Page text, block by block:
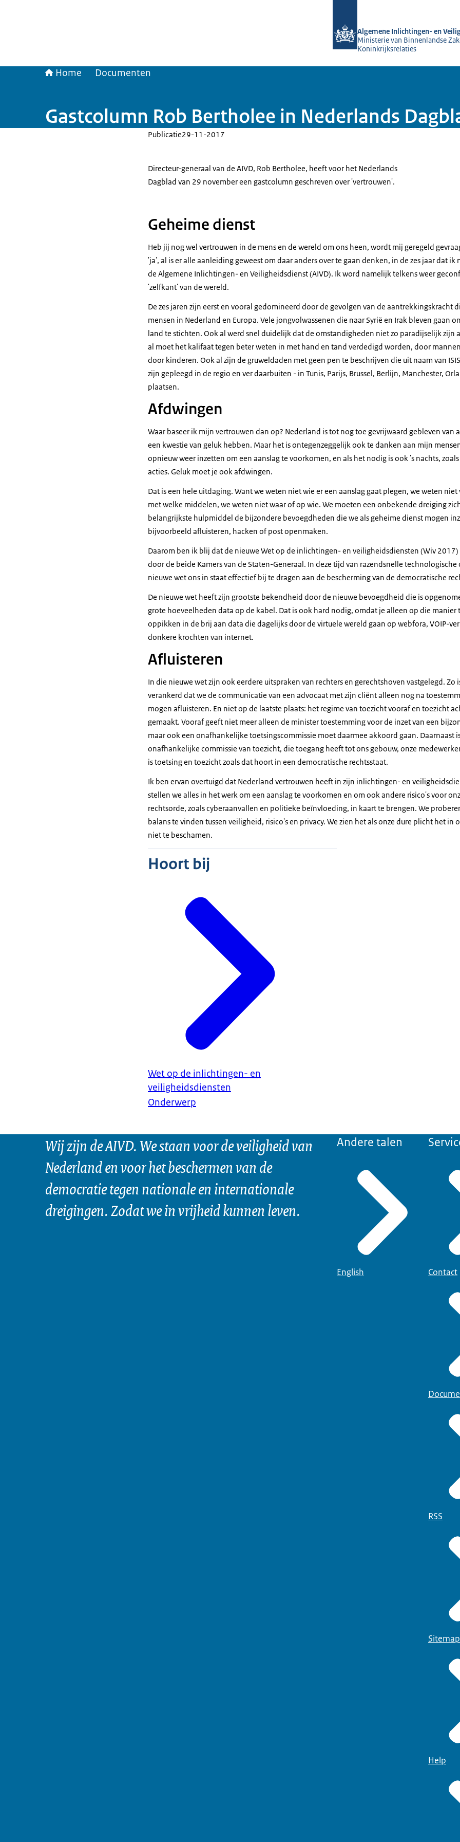
Algemene Inlichtingen- en
Ministerie van Binnenlandse
Koninkrijksrelaties
Home Documenten
Gastcolumn Rob Bertholee in Nederlands
Publicatie29-11-2017
Directeur-generaal van de AIVD, Rob Bertholee, heeft voor het Nederlands
Dagblad van 29 november een gastcolumn geschreven over 'vertrouwen'.
Geheime dienst
Heb jij nog wel vertrouwen in de mens en de wereld om ons heen, wordt mij geregeld
'ja', al is er alle aanleiding geweest om daar anders over te gaan denken, in de zes jaar dat ik
de Algemene Inlichtingen- en Veiligheidsdienst (AIVD). Ik word namelijk telkens weer
'zelfkant' van de wereld.
De zes jaren zijn eerst en vooral gedomineerd door de gevolgen van de aantrekkingskracht
mensen in Nederland en Europa. Vele jongvolwassenen die naar Syrië en Irak bleven gaan
land te stichten. Ook al werd snel duidelijk dat de omstandigheden niet zo paradijselijk zijn
al moet het kalifaat tegen beter weten in met hand en tand verdedigd worden, door
door kinderen. Ook al zijn de gruweldaden met geen pen te beschrijven die uit naam van
zijn gepleegd in de regio en ver daarbuiten - in Tunis, Parijs, Brussel, Berlijn, Manchester,
plaatsen.
Afdwingen
Waar baseer ik mijn vertrouwen dan op? Nederland is tot nog toe gevrijwaard gebleven van
een kwestie van geluk hebben. Maar het is ontegenzeggelijk ook te danken aan mijn
opnieuw weer inzetten om een aanslag te voorkomen, en als het nodig is ook 's nachts,
acties. Geluk moet je ook afdwingen.
Dat is een hele uitdaging. Want we weten niet wie er een aanslag gaat plegen, we weten
met welke middelen, we weten niet waar of op wie. We moeten een onbekende dreiging
belangrijkste hulpmiddel de bijzondere bevoegdheden die we als geheime dienst mogen
bijvoorbeeld afluisteren, hacken of post openmaken.
Daarom ben ik blij dat de nieuwe Wet op de inlichtingen- en veiligheidsdiensten (Wiv
door de beide Kamers van de Staten-Generaal. In deze tijd van razendsnelle
nieuwe wet ons in staat effectief bij te dragen aan de bescherming van de democratische
De nieuwe wet heeft zijn grootste bekendheid door de nieuwe bevoegdheid die is
grote hoeveelheden data op de kabel. Dat is ook hard nodig, omdat je alleen op die
oppikken in de brij aan data die dagelijks door de virtuele wereld gaan op webfora, VOIP-
donkere krochten van internet.
Afluisteren
In die nieuwe wet zijn ook eerdere uitspraken van rechters en gerechtshoven vastgelegd. Zo
verankerd dat we de communicatie van een advocaat met zijn cliënt alleen nog na
mogen afluisteren. En niet op de laatste plaats: het regime van toezicht vooraf en toezicht
gemaakt. Vooraf geeft niet meer alleen de minister toestemming voor de inzet van een
maar ook een onafhankelijke toetsingscommissie moet daarmee akkoord gaan. Daarnaast
onafhankelijke commissie van toezicht, die toegang heeft tot ons gebouw, onze
is toetsing en toezicht zoals dat hoort in een democratische rechtsstaat.
Ik ben ervan overtuigd dat Nederland vertrouwen heeft in zijn inlichtingen- en
stellen we alles in het werk om een aanslag te voorkomen en om ook andere risico's voor
rechtsorde, zoals cyberaanvallen en politieke beïnvloeding, in kaart te brengen. We
balans te vinden tussen veiligheid, risico's en privacy. We zien het als onze dure plicht het in
niet te beschamen.
Hoort bij
Wet op de inlichtingen- en
veiligheidsdiensten
Onderwerp
Wij zijn de AIVD. We staan voor de veiligheid van
Nederland en voor het beschermen van de
democratie tegen nationale en internationale
dreigingen. Zodat we in vrijheid kunnen leven.
Andere talen
English Contact
RSS
Sitemap
Help